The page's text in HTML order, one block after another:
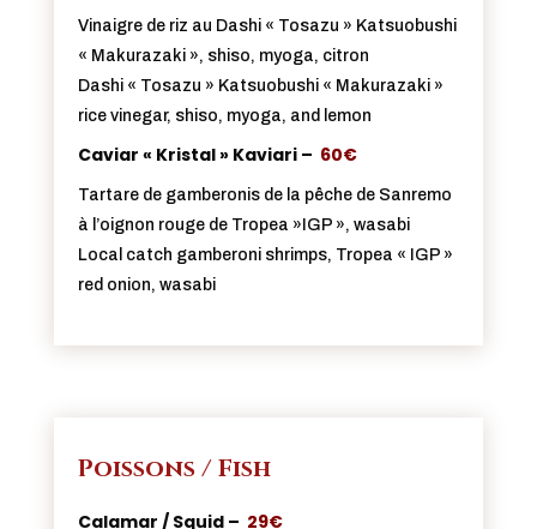
Vinaigre de riz au Dashi « Tosazu » Katsuobushi
« Makurazaki », shiso, myoga, citron
Dashi « Tosazu » Katsuobushi « Makurazaki »
rice vinegar, shiso, myoga, and lemon
Caviar « Kristal » Kaviari – 60€
Tartare de gamberonis de la pêche de Sanremo
à l’oignon rouge de Tropea »IGP », wasabi
Local catch gamberoni shrimps, Tropea « IGP »
red onion, wasabi
Poissons / Fish
Calamar / Squid – 29€